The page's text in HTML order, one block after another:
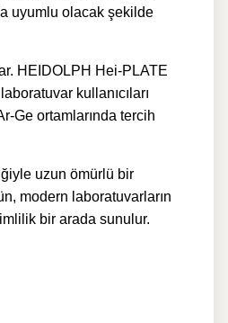
uyumlu olacak şekilde
HEIDOLPH Hei-PLATE
kullanıcıları
Ge ortamlarında tercih
uzun ömürlü bir
modern laboratuvarların
bir arada sunulur.